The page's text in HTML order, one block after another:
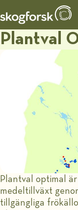
Plantval
Plantval optimal
medeltillväxt
tillgängliga